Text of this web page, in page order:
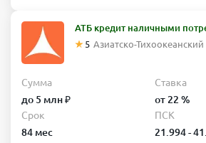
АТБ кредит наличными
5 Азиатско-Тихоокеанский
Сумма
до 5 млн ₽
Ставка
от 22 %
Срок
84 мес
ПСК
21.994 -